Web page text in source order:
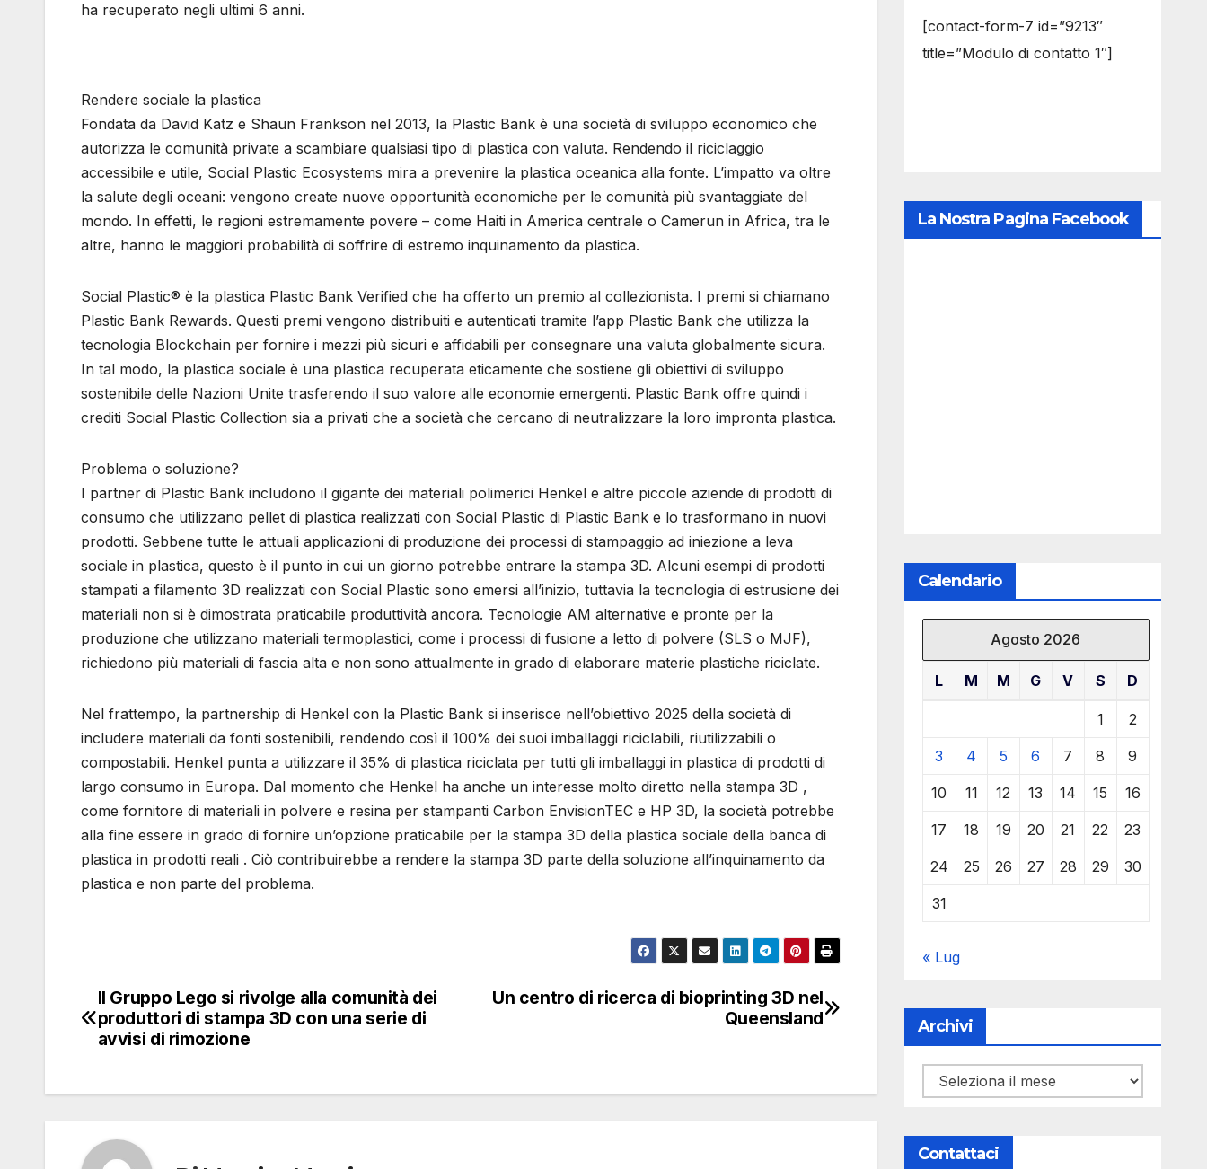
ha recuperato negli ultimi 6 anni.
Rendere sociale la plastica
Fondata da David Katz e Shaun Frankson nel 2013, la Plastic Bank è una società di sviluppo economico che
autorizza le comunità private a scambiare qualsiasi tipo di plastica con valuta. Rendendo il riciclaggio
accessibile e utile, Social Plastic Ecosystems mira a prevenire la plastica oceanica alla fonte. L’impatto va oltre
la salute degli oceani: vengono create nuove opportunità economiche per le comunità più svantaggiate del
mondo. In effetti, le regioni estremamente povere – come Haiti in America centrale o Camerun in Africa, tra le
altre, hanno le maggiori probabilità di soffrire di estremo inquinamento da plastica.
Social Plastic® è la plastica Plastic Bank Verified che ha offerto un premio al collezionista. I premi si chiamano
Plastic Bank Rewards. Questi premi vengono distribuiti e autenticati tramite l’app Plastic Bank che utilizza la
tecnologia Blockchain per fornire i mezzi più sicuri e affidabili per consegnare una valuta globalmente sicura.
In tal modo, la plastica sociale è una plastica recuperata eticamente che sostiene gli obiettivi di sviluppo
sostenibile delle Nazioni Unite trasferendo il suo valore alle economie emergenti. Plastic Bank offre quindi i
crediti Social Plastic Collection sia a privati ​​che a società che cercano di neutralizzare la loro impronta plastica.
Problema o soluzione?
I partner di Plastic Bank includono il gigante dei materiali polimerici Henkel e altre piccole aziende di prodotti di
consumo che utilizzano pellet di plastica realizzati con Social Plastic di Plastic Bank e lo trasformano in nuovi
prodotti. Sebbene tutte le attuali applicazioni di produzione dei processi di stampaggio ad iniezione a leva
sociale in plastica, questo è il punto in cui un giorno potrebbe entrare la stampa 3D. Alcuni esempi di prodotti
stampati a filamento 3D realizzati con Social Plastic sono emersi all’inizio, tuttavia la tecnologia di estrusione dei
materiali non si è dimostrata praticabile produttività ancora. Tecnologie AM alternative e pronte per la
produzione che utilizzano materiali termoplastici, come i processi di fusione a letto di polvere (SLS o MJF),
richiedono più materiali di fascia alta e non sono attualmente in grado di elaborare materie plastiche riciclate.
Nel frattempo, la partnership di Henkel con la Plastic Bank si inserisce nell’obiettivo 2025 della società di
includere materiali da fonti sostenibili, rendendo così il 100% dei suoi imballaggi riciclabili, riutilizzabili o
compostabili. Henkel punta a utilizzare il 35% di plastica riciclata per tutti gli imballaggi in plastica di prodotti di
largo consumo in Europa. Dal momento che Henkel ha anche un interesse molto diretto nella stampa 3D ,
come fornitore di materiali in polvere e resina per stampanti Carbon EnvisionTEC e HP 3D, la società potrebbe
alla fine essere in grado di fornire un’opzione praticabile per la stampa 3D della plastica sociale della banca di
plastica in prodotti reali . Ciò contribuirebbe a rendere la stampa 3D parte della soluzione all’inquinamento da
plastica e non parte del problema.
Navigazione
articoli
Un centro di ricerca di bioprinting 3D nel
Queensland
Il Gruppo Lego si rivolge alla comunità dei
produttori di stampa 3D con una serie di
avvisi di rimozione
[contact-form-7 id=”9213″
title=”Modulo di contatto 1″]
La Nostra Pagina Facebook
Calendario
Agosto 2026
L M M G V S D
1 2
3 4 5 6 7 8 9
10 11 12 13 14 15 16
17 18 19 20 21 22 23
24 25 26 27 28 29 30
31
« Lug
Archivi
Archivi
Contattaci